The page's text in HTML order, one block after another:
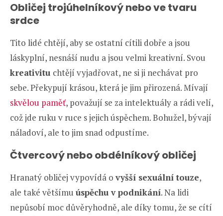
Obličej trojúhelníkový nebo ve tvaru
srdce
Tito lidé chtějí, aby se ostatní cítili dobře a jsou
láskyplní, nesnáší nudu a jsou velmi kreativní. Svou
kreativitu chtějí vyjadřovat, ne si ji nechávat pro
sebe. Překypují krásou, která je jim přirozená. Mívají
skvělou paměť, považují se za intelektuály a rádi velí,
což jde ruku v ruce s jejich úspěchem. Bohužel, bývají
náladoví, ale to jim snad odpustíme.
Čtvercový nebo obdélníkový obličej
Hranatý obličej vypovídá o vyšší sexuální touze,
ale také většímu úspěchu v podnikání. Na lidi
nepůsobí moc důvěryhodně, ale díky tomu, že se cítí